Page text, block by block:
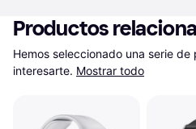
Productos
Hemos seleccionado una serie
interesarte. Mostrar todo